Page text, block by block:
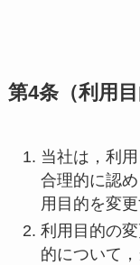
第4条（利用目
当社は，利
合理的に認
用目的を変
利用目的の
的について